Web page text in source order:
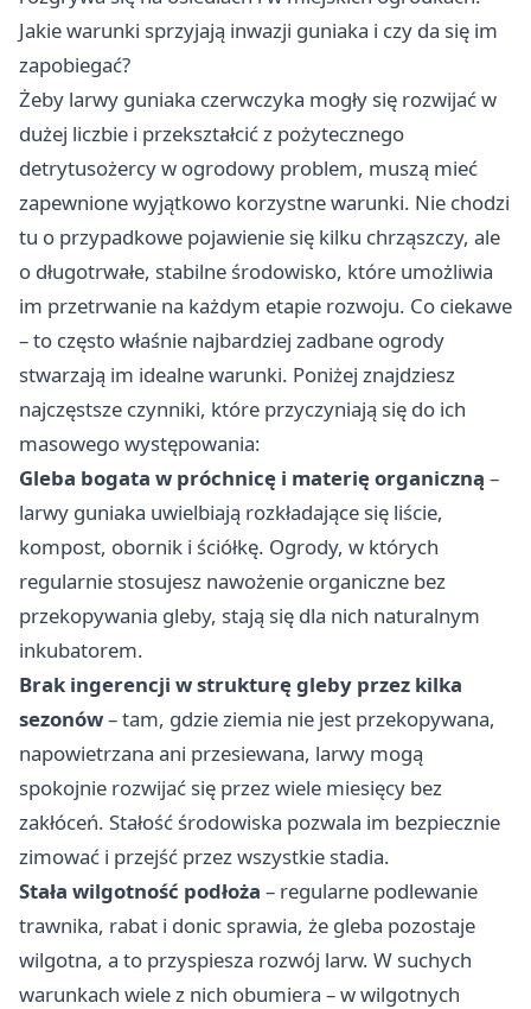
Jakie warunki sprzyjają inwazji guniaka i czy da się im
zapobiegać?
Żeby larwy guniaka czerwczyka mogły się rozwijać w
dużej liczbie i przekształcić z pożytecznego
detrytusożercy w ogrodowy problem, muszą mieć
zapewnione wyjątkowo korzystne warunki. Nie chodzi
tu o przypadkowe pojawienie się kilku chrząszczy, ale
o długotrwałe, stabilne środowisko, które umożliwia
im przetrwanie na każdym etapie rozwoju. Co ciekawe
– to często właśnie najbardziej zadbane ogrody
stwarzają im idealne warunki. Poniżej znajdziesz
najczęstsze czynniki, które przyczyniają się do ich
masowego występowania:
Gleba bogata w próchnicę i materię organiczną –
larwy guniaka uwielbiają rozkładające się liście,
kompost, obornik i ściółkę. Ogrody, w których
regularnie stosujesz nawożenie organiczne bez
przekopywania gleby, stają się dla nich naturalnym
inkubatorem.
Brak ingerencji w strukturę gleby przez kilka
sezonów– tam, gdzie ziemia nie jest przekopywana,
napowietrzana ani przesiewana, larwy mogą
spokojnie rozwijać się przez wiele miesięcy bez
zakłóceń. Stałość środowiska pozwala im bezpiecznie
zimować i przejść przez wszystkie stadia.
Stała wilgotność podłoża – regularne podlewanie
trawnika, rabat i donic sprawia, że gleba pozostaje
wilgotna, a to przyspiesza rozwój larw. W suchych
warunkach wiele z nich obumiera – w wilgotnych